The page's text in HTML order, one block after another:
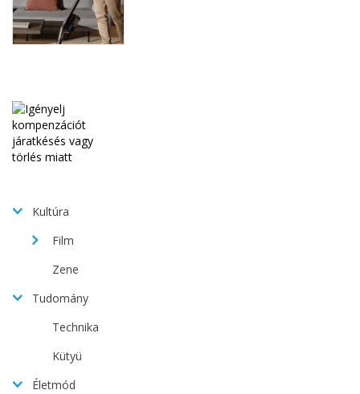
Kultúra
Film
Zene
Tudomány
Technika
Kütyü
Életmód